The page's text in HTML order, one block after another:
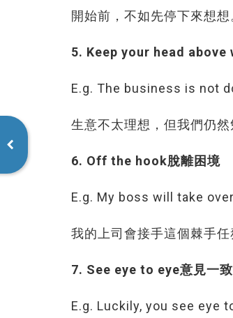
開始前，不如先停下來想想
5. Keep your head above
E.g. The business is not
生意不太理想，但我們仍然
6. Off the hook脫離困境
E.g. My boss will take
我的上司會接手這個棘手任
7. See eye to eye意見一致
E.g. Luckily, you see eye